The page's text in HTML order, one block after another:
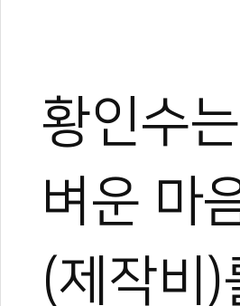
황인수
벼운 마
(제작비